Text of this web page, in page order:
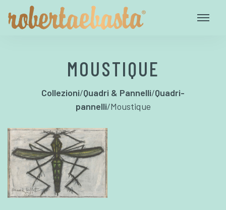
MOUSTIQUE
Collezioni/Quadri & Pannelli/Quadri-
pannelli/Moustique